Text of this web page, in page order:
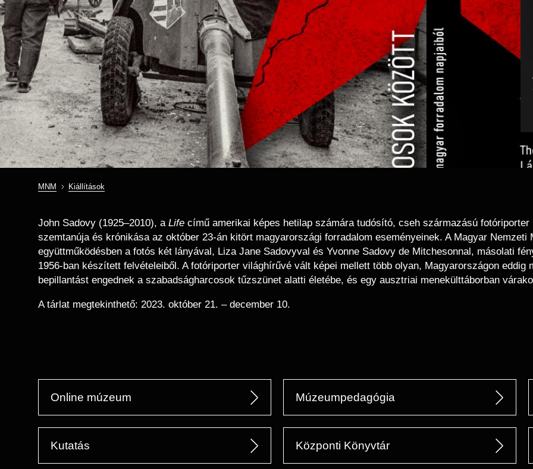
MNM Kiállítások
John Sadovy (1925–2010), a Life című amerikai képes hetilap számára tudósító, cseh származású
szemtanúja és krónikása az október 23-án kitört magyarországi forradalom eseményeinek. A Magyar
együttműködésben a fotós két lányával, Liza Jane Sadovyval és Yvonne Sadovy de Mitchesonnal, másolati
1956-ban készített felvételeiből. A fotóriporter világhírűvé vált képei mellett több olyan, Magyarországon
bepillantást engednek a szabadságharcosok tűzszünet alatti életébe, és egy ausztriai menekülttáborban
A tárlat megtekinthető: 2023. október 21. – december 10.
Online múzeum Múzeumpedagógia
Kutatás Központi Könyvtár